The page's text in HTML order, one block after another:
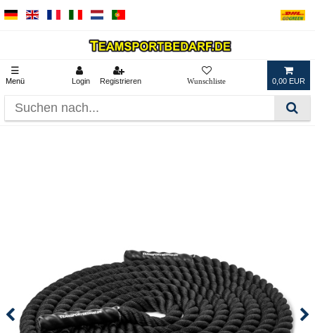
☰
Menü Login Registrieren 0,00 EUR